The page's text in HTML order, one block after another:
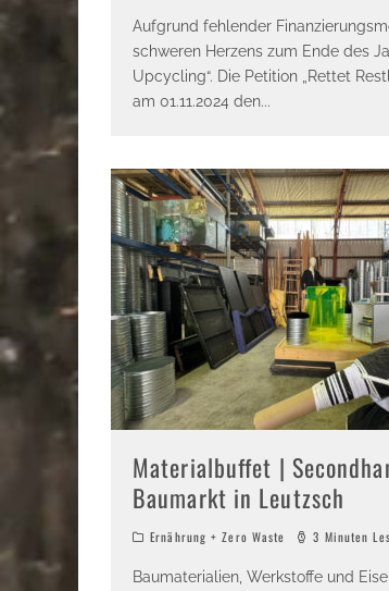
Aufgrund fehlender
schweren Herzens zum Ende des
Upcycling“. Die Petition „Rettet
am 01.11.2024 den...
Materialbuffet |
Baumarkt in Leutzsch
Ernährung + Zero Waste 3 Minuten
Baumaterialien, Werkstoffe und